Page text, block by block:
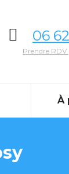
06
Prendre RDV
À